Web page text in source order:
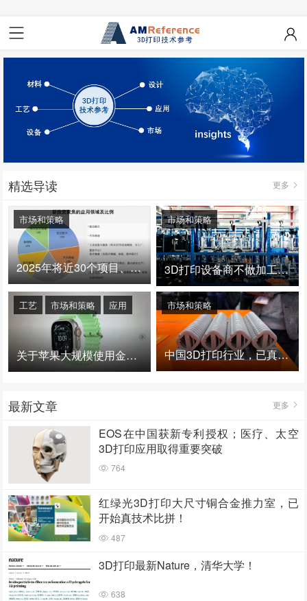
精选导读 更多
2025年将近30个项目、150亿投资：3D打印真的迎来爆发拐点了吗
市场和策略
3D打印设备商不做加工服务，就成了旁观者！
市场和策略
关于苹果大规模使用金属3D打印的思考
工艺 市场和策略 应用
中国3D打印行业，已真正进入爆发时代！
市场和策略
最新文章 更多
EOS在中国获新专利授权；医疗、太空
3D打印应用取得重要突破
764
红绿光3D打印大尺寸铜合金推力室，已
开始真技术比拼！
487
3D打印最新Nature，清华大学！
638